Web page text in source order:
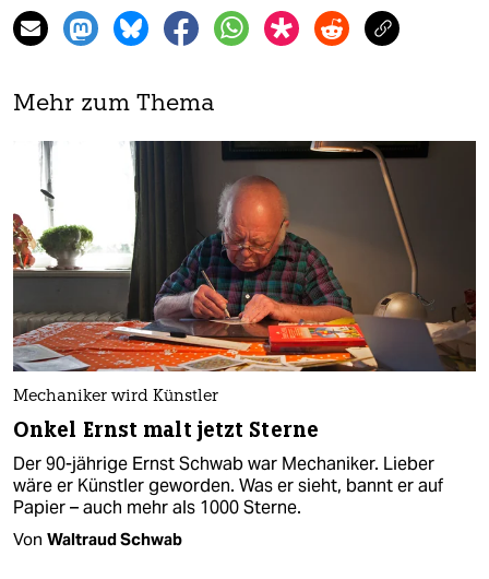
Mehr zum Thema
Mechaniker wird Künstler
Onkel Ernst malt jetzt Sterne
Der 90-jährige Ernst Schwab war Mechaniker. Lieber
wäre er Künstler geworden. Was er sieht, bannt er auf
Papier – auch mehr als 1000 Sterne.
Von Waltraud Schwab